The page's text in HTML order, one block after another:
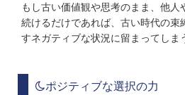
もし古い価値観や思考のまま、他人
続けるだけであれば、古い時代の束
すネガティブな状況に留まってしま
ポジティブな選択の力